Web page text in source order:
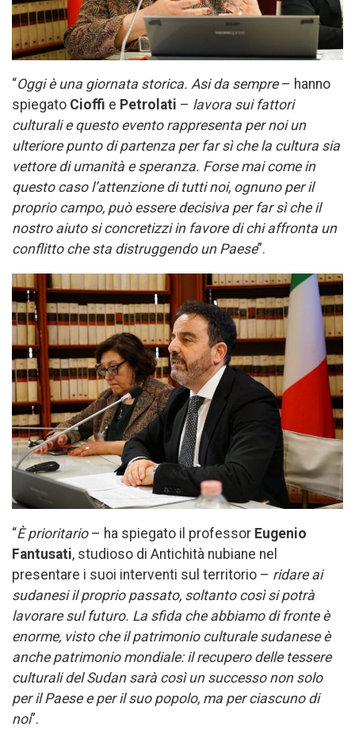
“Oggi è una giornata storica. Asi da sempre– hanno
spiegato Cioffi e Petrolati – lavora sui fattori
culturali e questo evento rappresenta per noi un
ulteriore punto di partenza per far sì che la cultura sia
vettore di umanità e speranza. Forse mai come in
questo caso l’attenzione di tutti noi, ognuno per il
proprio campo, può essere decisiva per far sì che il
nostro aiuto si concretizzi in favore di chi affronta un
conflitto che sta distruggendo un Paese”.
“È prioritario– ha spiegato il professor Eugenio
Fantusati, studioso di Antichità nubiane nel
presentare i suoi interventi sul territorio – ridare ai
sudanesi il proprio passato, soltanto così si potrà
lavorare sul futuro. La sfida che abbiamo di fronte è
enorme, visto che il patrimonio culturale sudanese è
anche patrimonio mondiale: il recupero delle tessere
culturali del Sudan sarà così un successo non solo
per il Paese e per il suo popolo, ma per ciascuno di
noi”.